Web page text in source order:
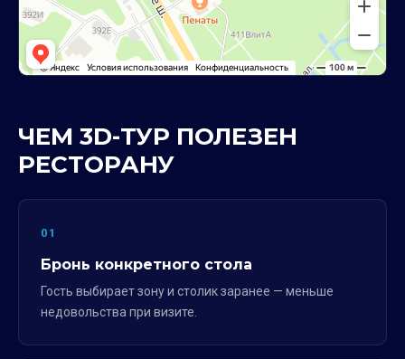
ЧЕМ 3D-ТУР ПОЛЕЗЕН
РЕСТОРАНУ
01
Бронь конкретного стола
Гость выбирает зону и столик заранее — меньше
недовольства при визите.